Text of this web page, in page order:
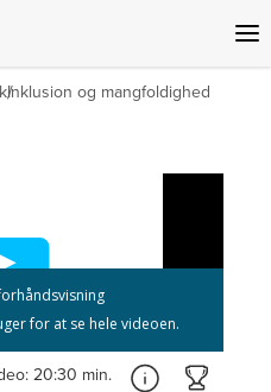
Inklusion og mangfoldighed
20:30 min.